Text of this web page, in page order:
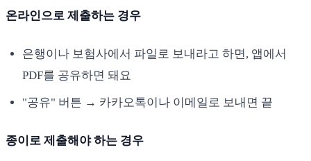
온라인으로 제출하는 경우
은행이나 보험사에서 파일로 보내라고 하면, 앱에서
PDF를 공유하면 돼요
"공유" 버튼 → 카카오톡이나 이메일로 보내면 끝
종이로 제출해야 하는 경우